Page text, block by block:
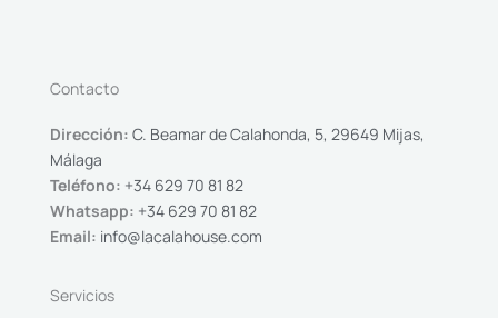
Contacto
Dirección: C. Beamar de Calahonda, 5, 29649 Mijas,
Málaga
Teléfono: +34 629 70 81 82
Whatsapp: +34 629 70 81 82
Email: info@lacalahouse.com
Servicios